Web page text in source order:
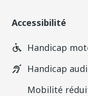
Accessibilité
Handicap
Handicap
Mobilité